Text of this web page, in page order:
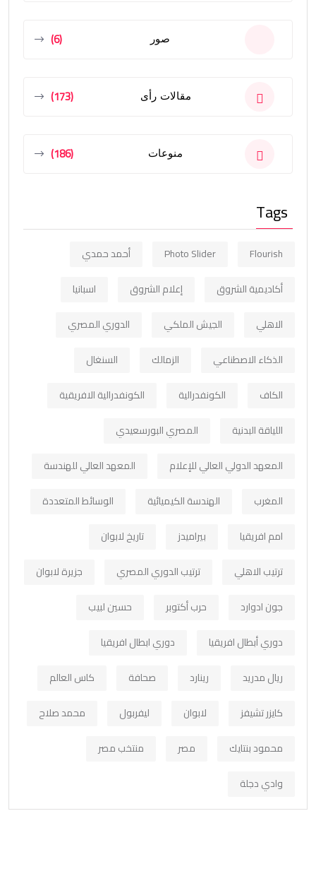
صور (6)
مقالات رأى (173)
منوعات (186)
Tags
Flourish
Photo Slider
أحمد حمدي
أكاديمية الشروق
إعلام الشروق
اسبانيا
الاهلي
الجيش الملكي
الدوري المصري
الذكاء الاصطناعي
الزمالك
السنغال
الكاف
الكونفدرالية
الكونفدرالية الافريقية
اللياقة البدنية
المصري البورسعيدي
المعهد الدولي العالي للإعلام
المعهد العالي للهندسة
المغرب
الهندسة الكيميائية
الوسائط المتعددة
امم افريقيا
بيراميدز
تاريخ لابوان
ترتيب الاهلي
ترتيب الدوري المصري
جزيرة لابوان
جون ادوارد
حرب أكتوبر
حسين لبيب
دوري أبطال افريقيا
دوري ابطال افريقيا
ريال مدريد
رينارد صحافة
كاس العالم
كايزر تشيفز
لابوان ليفربول
محمد صلاح
محمود بنتايك
مصر
منتخب مصر
وادي دجلة